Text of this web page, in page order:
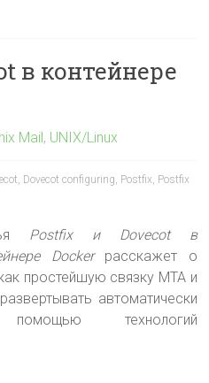
в контейнере
Mail, UNIX/Linux
, Dovecot configuring, Postfix, Postfix
Postfix и Dovecot в
Dockerрасскажет о
простейшую связку MTA и
автоматически
технологий